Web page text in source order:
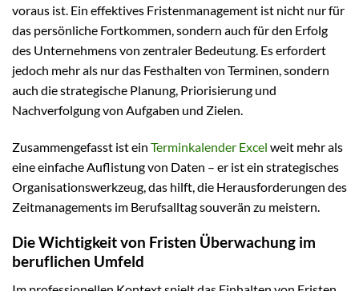
voraus ist. Ein effektives Fristenmanagement ist nicht nur für
das persönliche Fortkommen, sondern auch für den Erfolg
des Unternehmens von zentraler Bedeutung. Es erfordert
jedoch mehr als nur das Festhalten von Terminen, sondern
auch die strategische Planung, Priorisierung und
Nachverfolgung von Aufgaben und Zielen.
Zusammengefasst ist ein Terminkalender Excel weit mehr als
eine einfache Auflistung von Daten – er ist ein strategisches
Organisationswerkzeug, das hilft, die Herausforderungen des
Zeitmanagements im Berufsalltag souverän zu meistern.
Die Wichtigkeit von Fristen Überwachung im
beruflichen Umfeld